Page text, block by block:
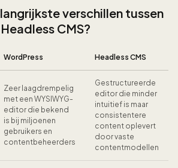
verschillen tussen
CMS?
WordPress Headless CMS
Zeer laagdrempelig
met een WYSIWYG-
editor die bekend
is bij miljoenen
gebruikers en
contentbeheerders
Gestructureerde
editor die minder
intuitief is maar
consistentere
content oplevert
door vaste
contentmodellen